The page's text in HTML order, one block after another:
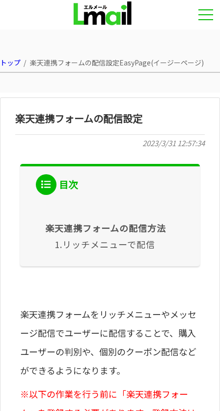
トップ 楽天連携フォームの配信設定EasyPage(イージーページ)
楽天連携フォームの配信設定
2023/3/31 12:57:34
目次
楽天連携フォームの配信方法
1.リッチメニューで配信
楽天連携フォームをリッチメニューやメッセ
ージ配信でユーザーに配信することで、購入
ユーザーの判別や、個別のクーポン配信など
ができるようになります。
※以下の作業を行う前に「楽天連携フォー